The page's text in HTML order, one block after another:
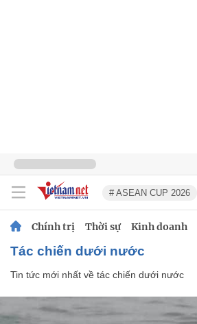
# ASEAN CUP 2026
Chính trị Thời sự Kinh doanh
tác chiến dưới nước
Tin tức mới nhất về tác chiến dưới nước